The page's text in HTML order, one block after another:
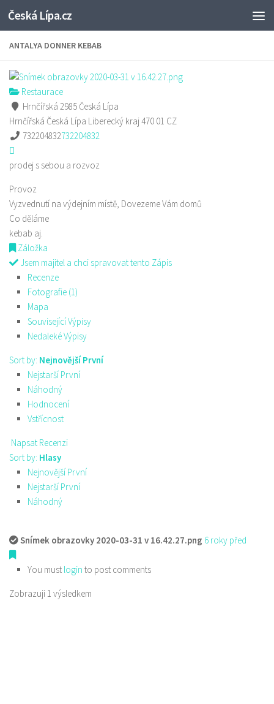
Skip to content
Česká Lípa.cz
ANTALYA DONNER KEBAB
Restaurace
Hrnčířská 2985 Česká Lípa
Hrnčířská Česká Lípa Liberecký kraj470 01 CZ
732204832732204832
prodej s sebou a rozvoz
Provoz
Vyzvednutí na výdejním místě, Dovezeme Vám domů
Co děláme
kebab aj.
Záložka
Jsem majitel a chci spravovat tento Zápis
Recenze
Fotografie (1)
Mapa
Související Výpisy
Nedaleké Výpisy
Sort by: Nejnovější První
Nejstarší První
Náhodný
Hodnocení
Vstřícnost
Napsat Recenzi
Sort by: Hlasy
Nejnovější První
Nejstarší První
Náhodný
Snímek obrazovky 2020-03-31 v 16.42.27.png 6 roky před
You must login to post comments
Zobrazuji 1 výsledkem